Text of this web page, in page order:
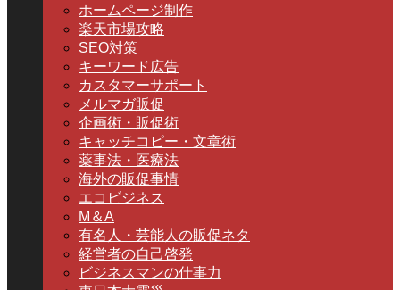
ホームページ制作
楽天市場攻略
SEO対策
キーワード広告
カスタマーサポート
メルマガ販促
企画術・販促術
キャッチコピー・文章術
薬事法・医療法
海外の販促事情
エコビジネス
M＆A
有名人・芸能人の販促ネタ
経営者の自己啓発
ビジネスマンの仕事力